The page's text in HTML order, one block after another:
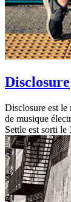
Disclosure
Disclosure est
de musique
Settle est sorti